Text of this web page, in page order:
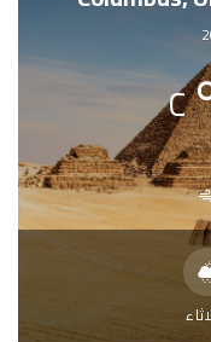
C